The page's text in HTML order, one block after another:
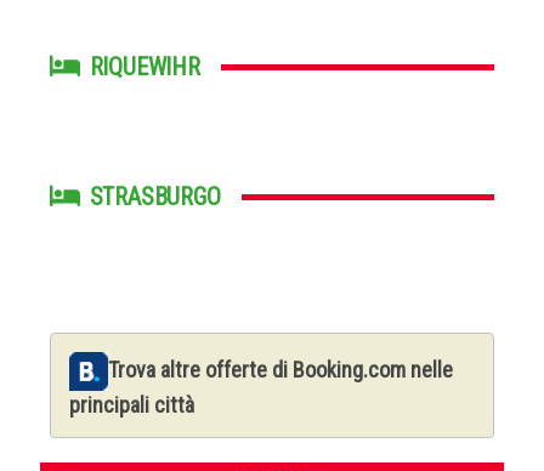
RIQUEWIHR
STRASBURGO
Trova altre offerte di Booking.com nelle
principali città